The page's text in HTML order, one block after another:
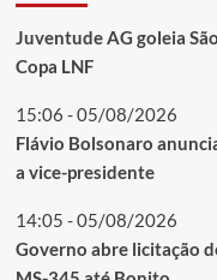
Juventude AG goleia
Copa LNF
15:06 - 05/08/2026
Flávio Bolsonaro
a vice-presidente
14:05 - 05/08/2026
Governo abre licitação